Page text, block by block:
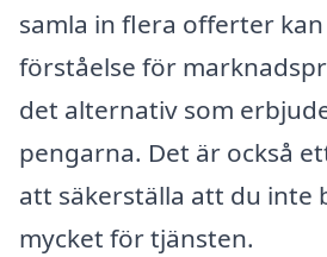
samla in flera offerter
förståelse för
det alternativ som
pengarna. Det är också
att säkerställa att du inte
mycket för tjänsten.